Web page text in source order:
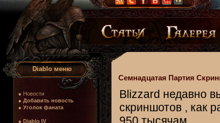
Diablo меню
● Новости
● Добавить новость
● Уголок фаната
● Diablo IV
Семнадцатая Партия
Blizzard недавно
скриншотов , как